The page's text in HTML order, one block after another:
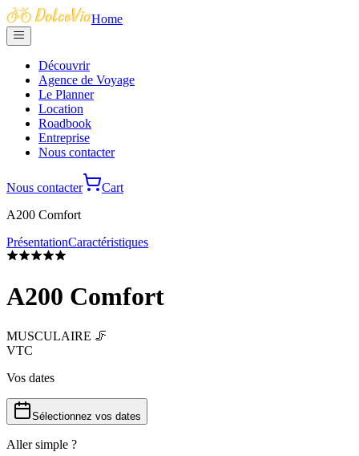
Home
Découvrir
Agence de Voyage
Le Planner
Location
Roadbook
Entreprise
Nous contacter
Nous contacter
Cart
A200 Comfort
PrésentationCaractéristiques
A200 Comfort
MUSCULAIRE 🦵
VTC
Vos dates
Sélectionnez vos dates
Aller simple ?